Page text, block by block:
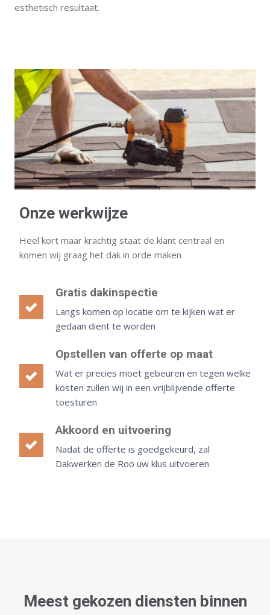
esthetisch resultaat.
Onze werkwijze
Heel kort maar krachtig staat de klant centraal en
komen wij graag het dak in orde maken
Gratis dakinspectie
Langs komen op locatie om te kijken wat er
gedaan dient te worden
Opstellen van offerte op maat
Wat er precies moet gebeuren en tegen welke
kosten zullen wij in een vrijblijvende offerte
toesturen
Akkoord en uitvoering
Nadat de offerte is goedgekeurd, zal
Dakwerken de Roo uw klus uitvoeren
Meest gekozen diensten binnen